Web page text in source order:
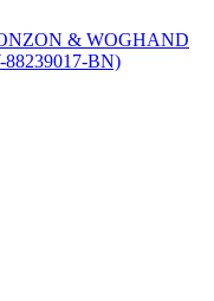
& WOGHAND
BN)